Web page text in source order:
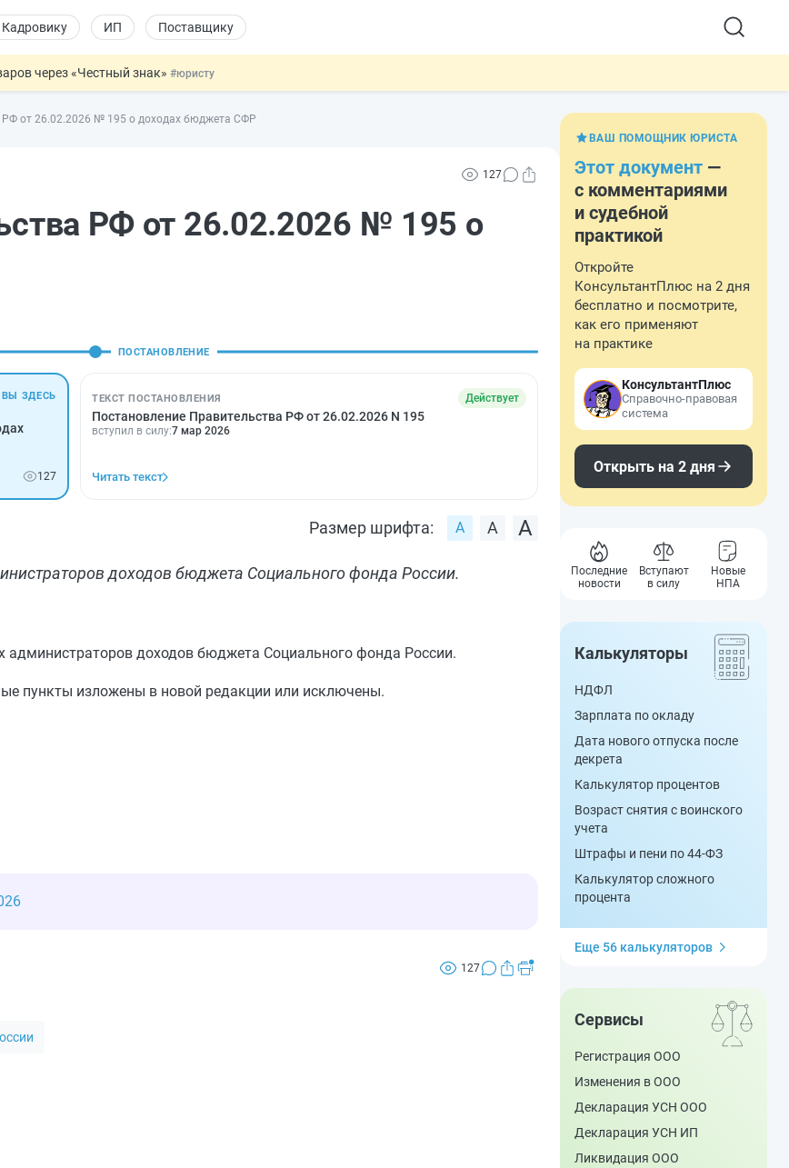
Кадровику ИП Поставщику
через «Честный знак» #юристу
отменить#физлицу
ГПХ-отношений
РФ от 26.02.2026 № 195 о доходах бюджета СФР
127
РФ от 26.02.2026 № 195 о
ВЫ ЗДЕСЬ
127
ПОСТАНОВЛЕНИЕ
ТЕКСТ ПОСТАНОВЛЕНИЯ Действует
Постановление Правительства РФ от 26.02.2026 N 195
вступил в силу:7 мар 2026
Читать текст
Размер шрифта:
доходов бюджета Социального фонда России.
администраторов доходов бюджета Социального фонда России.
пункты изложены в новой редакции или исключены.
127
ВАШ ПОМОЩНИК ЮРИСТА
Этот документ —
с комментариями
и судебной
практикой
Откройте
КонсультантПлюс на 2 дня
бесплатно и посмотрите,
как его применяют
на практике
КонсультантПлюс
Справочно-правовая
система
Открыть на 2 дня
Последние
новости
Вступают
в силу
Новые
НПА
Калькуляторы
НДФЛ
Зарплата по окладу
Дата нового отпуска после
декрета
Калькулятор процентов
Возраст снятия с воинского
учета
Штрафы и пени по 44-ФЗ
Калькулятор сложного
процента
Еще 56 калькуляторов
Сервисы
Регистрация ООО
Изменения в ООО
Декларация УСН ООО
Декларация УСН ИП
Ликвидация ООО